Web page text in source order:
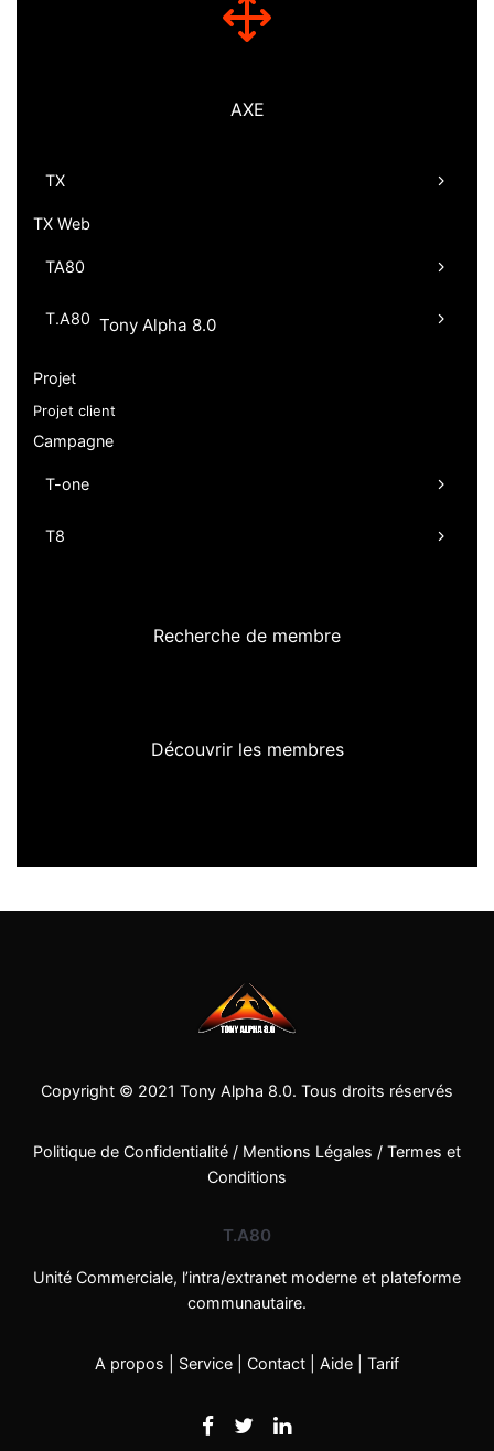
AXE
TX
TX Web
TA80
T.A80 Tony Alpha 8.0
Projet
Projet client
Campagne
T-one
T8
Recherche de membre
Découvrir les membres
Copyright © 2021 Tony Alpha 8.0. Tous droits réservés
Politique de Confidentialité / Mentions Légales / Termes et
Conditions
T.A80
Unité Commerciale, l’intra/extranet moderne et plateforme
communautaire.
A propos Service Contact Aide Tarif